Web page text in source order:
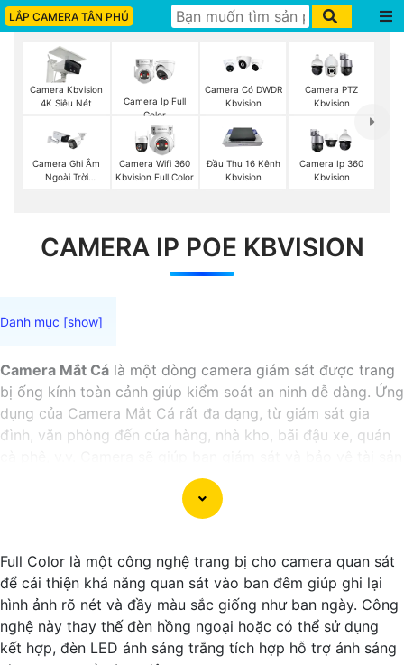
LẮP CAMERA TÂN PHÚ
Camera Kbvision
4K Siêu Nét
Camera Ip Full
Color
Camera Có DWDR
Kbvision
Camera PTZ
Kbvision
Camera Ghi Âm
Ngoài Trời
Camera Wifi 360
Kbvision Full Color
Đầu Thu 16 Kênh
Kbvision
Camera Ip 360
Kbvision
CAMERA IP POE KBVISION
Camera Mắt Cá là một dòng camera giám sát được trang
bị ống kính toàn cảnh giúp kiểm soát an ninh dễ dàng. Ứng
dụng của Camera Mắt Cá rất đa dạng, từ giám sát gia
đình, văn phòng đến cửa hàng, nhà kho, bãi đậu xe, quán
một cách hiệu quả và tiện lợi.
Full Color là một công nghệ trang bị cho camera quan sát
để cải thiện khả năng quan sát vào ban đêm giúp ghi lại
hình ảnh rõ nét và đầy màu sắc giống như ban ngày. Công
nghệ này thay thế đèn hồng ngoại hoặc có thể sử dụng
kết hợp, đèn LED ánh sáng trắng tích hợp hỗ trợ ánh sáng